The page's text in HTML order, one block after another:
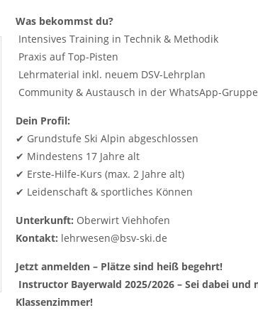
Was bekommst du?
Intensives Training in Technik & Methodik
Praxis auf Top-Pisten
Lehrmaterial inkl. neuem DSV-Lehrplan
Community & Austausch in der WhatsApp-Gruppe
Dein Profil:
✔ Grundstufe Ski Alpin abgeschlossen
✔ Mindestens 17 Jahre alt
✔ Erste-Hilfe-Kurs (max. 2 Jahre alt)
✔ Leidenschaft & sportliches Können
Unterkunft: Oberwirt Viehhofen
Kontakt: lehrwesen@bsv-ski.de
Jetzt anmelden – Plätze sind heiß begehrt!
Instructor Bayerwald 2025/2026 – Sei dabei und
Klassenzimmer!